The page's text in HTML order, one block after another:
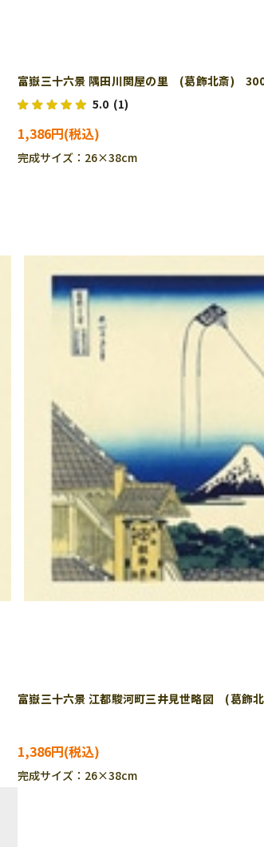
富嶽三十六景 隅田川関屋の里 (葛飾北斎)
5.0 (1)
1,386円
完成サイズ：26×38cm
富嶽三十六景 江都駿河町三井見世略図 (葛
1,386円
完成サイズ：26×38cm